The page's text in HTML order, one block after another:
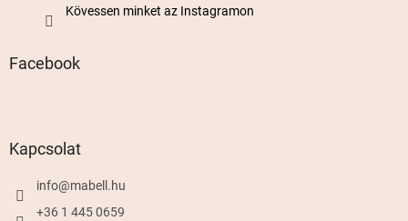
Kövessen minket az Instagramon
Facebook
Kapcsolat
info@mabell.hu
+36 1 445 0659